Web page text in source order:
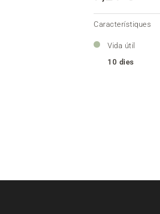
Característiques
Vida útil
10 dies